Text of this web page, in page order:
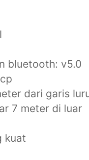
bluetooth: v5.0
dari garis
7 meter di luar
kuat